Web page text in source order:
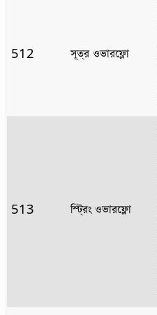
512 সূত্র ওভারফ্লো
513 স্ট্রিং ওভারফ্লো